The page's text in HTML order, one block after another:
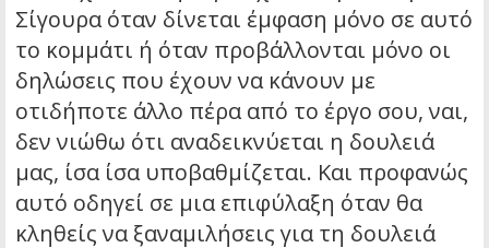
Σίγουρα όταν δίνεται έμφαση μόνο σε αυτό
το κομμάτι ή όταν προβάλλονται μόνο οι
δηλώσεις που έχουν να κάνουν με
οτιδήποτε άλλο πέρα από το έργο σου, ναι,
δεν νιώθω ότι αναδεικνύεται η δουλειά
μας, ίσα ίσα υποβαθμίζεται. Και προφανώς
αυτό οδηγεί σε μια επιφύλαξη όταν θα
κληθείς να ξαναμιλήσεις για τη δουλειά